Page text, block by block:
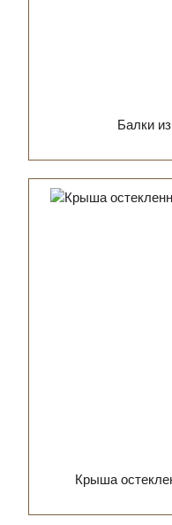
Балки
Крыша